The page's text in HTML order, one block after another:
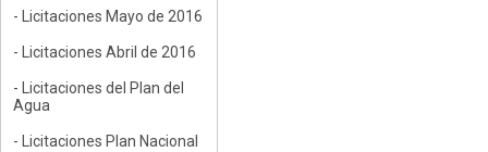
- Licitaciones Mayo de 2016
- Licitaciones Abril de 2016
- Licitaciones del Plan del
Agua
- Licitaciones Plan Nacional